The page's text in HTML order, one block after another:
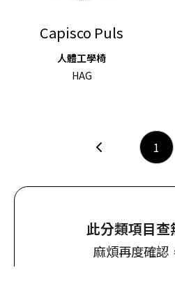
Capisco Puls
人體工學椅
HAG
1
此分類項目查
麻煩再度確認